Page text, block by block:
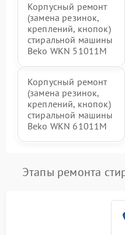
Корпусный ремонт
(замена резинок,
креплений, кнопок)
стиральной машины
Beko WKN 51011M
Корпусный ремонт
(замена резинок,
креплений, кнопок)
стиральной машины
Beko WKN 61011M
Этапы ремонта